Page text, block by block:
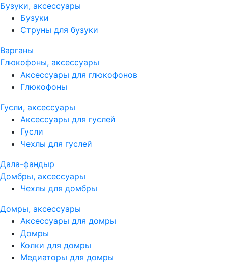
Бузуки, аксессуары
Бузуки
Струны для бузуки
Варганы
Глюкофоны, аксессуары
Аксессуары для глюкофонов
Глюкофоны
Гусли, аксессуары
Аксессуары для гуслей
Гусли
Чехлы для гуслей
Дала-фандыр
Домбры, аксессуары
Чехлы для домбры
Домры, аксессуары
Аксессуары для домры
Домры
Колки для домры
Медиаторы для домры